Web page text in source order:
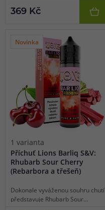
dechberoucí, chuť plná svěžesti,
Dokonalé letní osvěžení.
369 Kč
Novinka
1 varianta
Příchuť Lions Barliq S&V:
Rhubarb Sour Cherry
(Rebarbora a třešeň)
Dokonale vyváženou souhru chutí
představuje Rhubarb Sour